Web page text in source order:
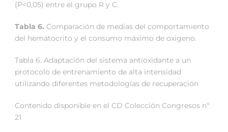
(P<0,05) entre el grupo R y C.
Tabla 6. Comparación de medias del comportamiento
del hematocrito y el consumo máximo de oxigeno.
Tabla 6. Adaptación del sistema antioxidante a un
protocolo de entrenamiento de alta intensidad
utilizando diferentes metodologías de recuperación
Contenido disponible en el CD Colección Congresos nº
21